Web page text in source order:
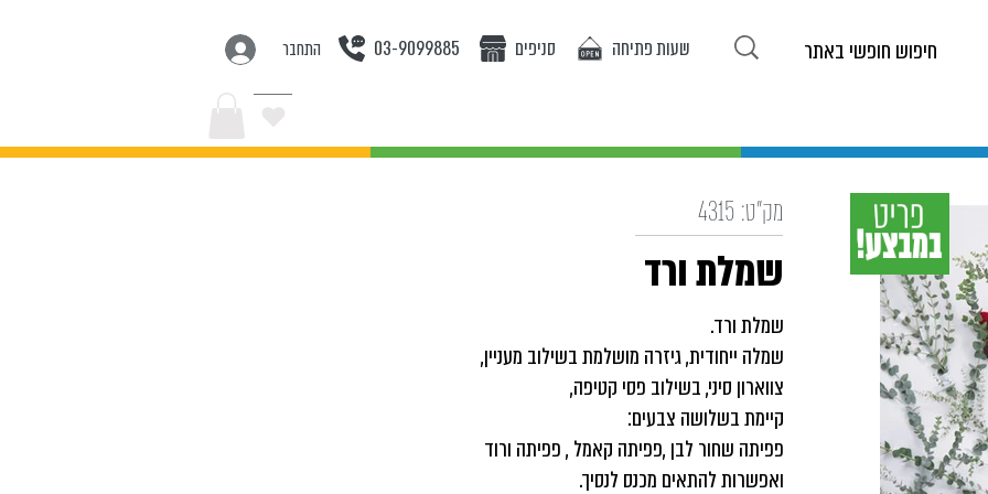
התחבר שעות פתיחה סניפים 03-9099885
4315 מק"ט:
שמלת ורד
שמלת ורד.
שמלה ייחודית, גיזרה מושלמת בשילוב מעניין,
צווארון סיני, בשילוב פסי קטיפה,
קיימת בשלושה צבעים:
פפיתה שחור לבן ,פפיתה קאמל , פפיתה ורוד
ואפשרות להתאים מכנס לנסיך.